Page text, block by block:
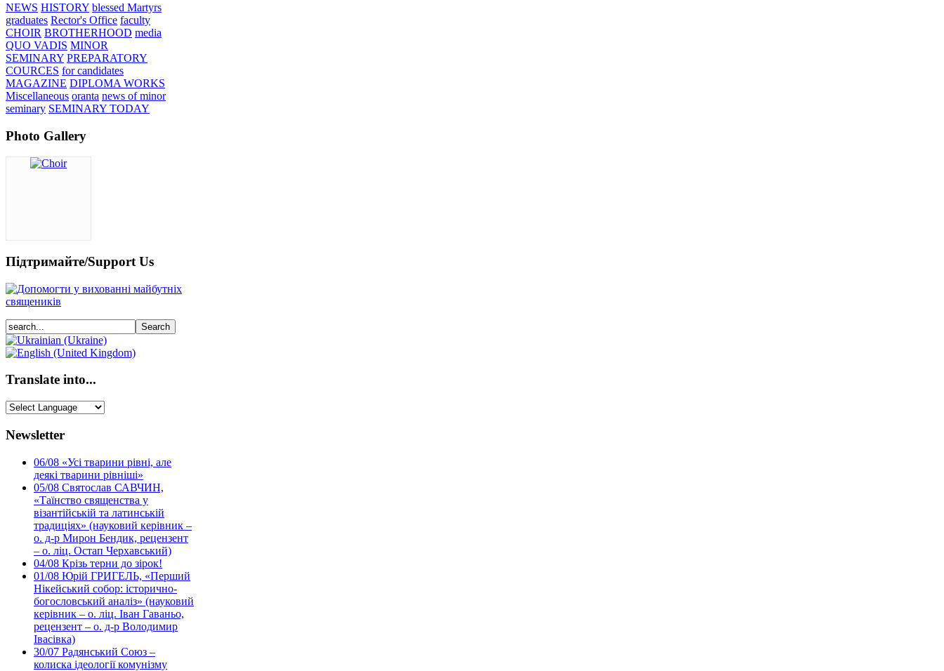
NEWS HISTORY blessed Martyrs
graduates Rector's Office faculty
CHOIR BROTHERHOOD media
QUO VADIS MINOR
SEMINARY PREPARATORY
COURCES for candidates
MAGAZINE DIPLOMA WORKS
Miscellaneous oranta news of minor
seminary SEMINARY TODAY
Photo Gallery
Підтримайте/Support Us
Translate into...
Newsletter
06/08 «Усі тварини рівні, але
деякі тварини рівніші»
05/08 Святослав САВЧИН,
«Таїнство священства у
візантійській та латинській
традиціях» (науковий керівник –
о. д-р Мирон Бендик, рецензент
– о. ліц. Остап Черхавський)
04/08 Крізь терни до зірок!
01/08 Юрій ГРИГЕЛЬ, «Перший
Нікейський собор: історично-
богословський аналіз» (науковий
керівник – о. ліц. Іван Гаваньо,
рецензент – о. д-р Володимир
Івасівка)
30/07 Радянський Союз –
колиска ідеології комунізму